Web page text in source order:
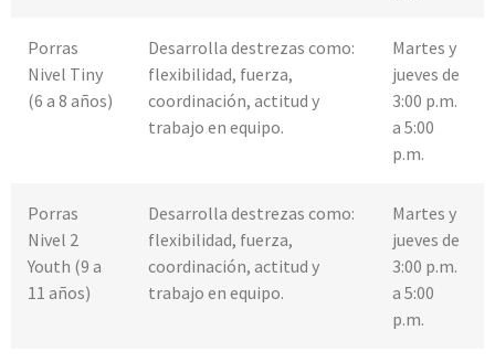
Porras
Nivel Tiny
(6 a 8 años)
Desarrolla destrezas como:
flexibilidad, fuerza,
coordinación, actitud y
trabajo en equipo.
Martes y
jueves de
3:00 p.m.
a 5:00
p.m.
Porras
Nivel 2
Youth (9 a
11 años)
Desarrolla destrezas como:
flexibilidad, fuerza,
coordinación, actitud y
trabajo en equipo.
Martes y
jueves de
3:00 p.m.
a 5:00
p.m.